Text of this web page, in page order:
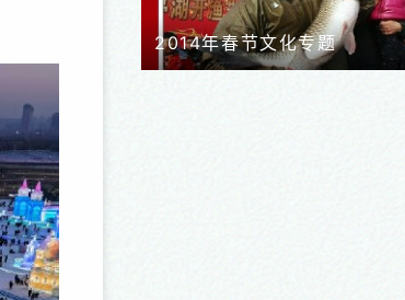
第三届中国豫剧节影像浏览